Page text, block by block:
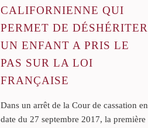
CALIFORNIENNE QUI
PERMET DE DÉSHÉRITER
UN ENFANT A PRIS LE
PAS SUR LA LOI
FRANÇAISE
Dans un arrêt de la Cour de cassation en
date du 27 septembre 2017, la première